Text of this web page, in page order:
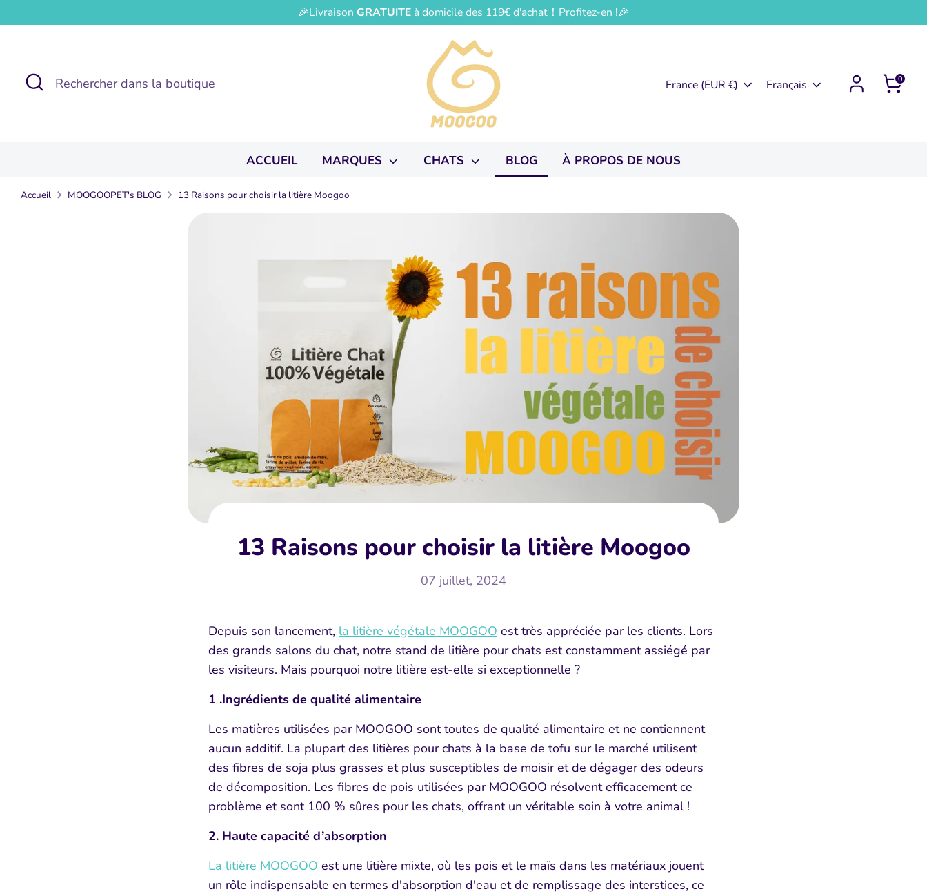
au
🎉Livraison GRATUITE à domicile des 119€ d'achat！Profitez-en !🎉
Recherche
Rechercher
dans
Devise
France (EUR €) Langue
Français 0
ACCUEIL MARQUES CHATS BLOG À PROPOS DE NOUS
Accueil MOOGOOPET's BLOG 13 Raisons pour choisir la litière Moogoo
13 Raisons pour choisir la litière Moogoo
07 juillet, 2024
Depuis son lancement, la litière végétale MOOGOO est très appréciée par les clients. Lors
des grands salons du chat, notre stand de litière pour chats est constamment assiégé par
les visiteurs. Mais pourquoi notre litière est-elle si exceptionnelle ?
1 .Ingrédients de qualité alimentaire
Les matières utilisées par MOOGOO sont toutes de qualité alimentaire et ne contiennent
aucun additif. La plupart des litières pour chats à la base de tofu sur le marché utilisent
des fibres de soja plus grasses et plus susceptibles de moisir et de dégager des odeurs
de décomposition. Les fibres de pois utilisées par MOOGOO résolvent efficacement ce
problème et sont 100 % sûres pour les chats, offrant un véritable soin à votre animal !
2. Haute capacité d’absorption
La litière MOOGOO est une litière mixte, où les pois et le maïs dans les matériaux jouent
un rôle indispensable en termes d'absorption d'eau et de remplissage des interstices, ce